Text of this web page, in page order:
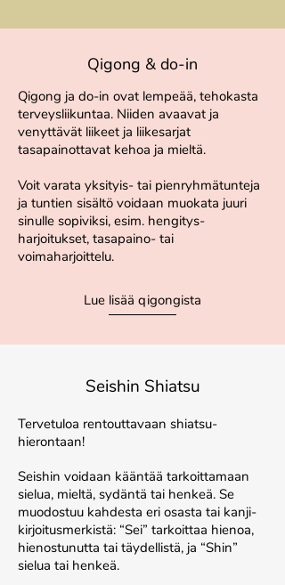
Qigong & do-in
Qigong ja do-in ovat lempeää, tehokasta
terveysliikuntaa. Niiden avaavat ja
venyttävät liikeet ja liikesarjat
tasapainottavat kehoa ja mieltä.
Voit varata yksityis- tai pienryhmätunteja
ja tuntien sisältö voidaan muokata juuri
sinulle sopiviksi, esim. hengitys-
harjoitukset, tasapaino- tai
voimaharjoittelu.
Lue lisää qigongista
Seishin Shiatsu
Tervetuloa rentouttavaan shiatsu-
hierontaan!
Seishin voidaan kääntää tarkoittamaan
sielua, mieltä, sydäntä tai henkeä. Se
muodostuu kahdesta eri osasta tai kanji-
kirjoitusmerkistä: “Sei” tarkoittaa hienoa,
hienostunutta tai täydellistä, ja “Shin”
sielua tai henkeä.